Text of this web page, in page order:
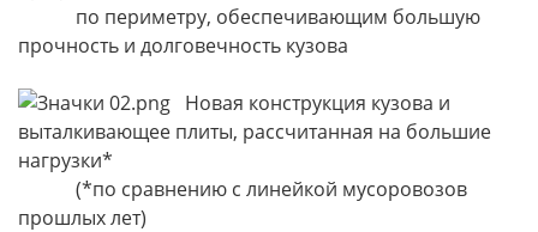
по периметру, обеспечивающим большую
прочность и долговечность кузова
Новая конструкция кузова и
выталкивающее плиты, рассчитанная на большие
нагрузки*
(*по сравнению с линейкой мусоровозов
прошлых лет)